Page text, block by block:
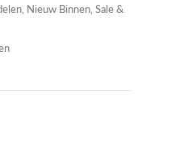
Nieuw Binnen Sale &